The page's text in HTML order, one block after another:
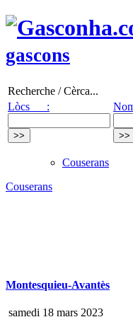
gascons
Recherche / Cèrca...
Lòcs :
Couserans
Couserans
Montesquieu-Avantès
samedi 18 mars 2023